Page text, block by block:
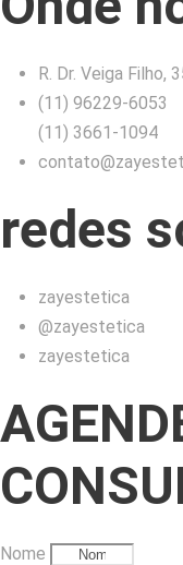
R. Dr. Veiga Filho,
(11) 96229-6053
(11) 3661-1094
redes
zayestetica
@zayestetica
zayestetica
Nome